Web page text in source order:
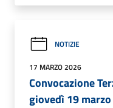
NOTIZIE
17 MARZO 2026
Convocazione
giovedì 19